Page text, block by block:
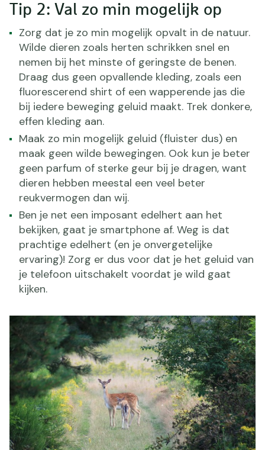
Tip 2: Val zo min mogelijk op
Zorg dat je zo min mogelijk opvalt in de natuur.
Wilde dieren zoals herten schrikken snel en
nemen bij het minste of geringste de benen.
Draag dus geen opvallende kleding, zoals een
fluorescerend shirt of een wapperende jas die
bij iedere beweging geluid maakt. Trek donkere,
effen kleding aan.
Maak zo min mogelijk geluid (fluister dus) en
maak geen wilde bewegingen. Ook kun je beter
geen parfum of sterke geur bij je dragen, want
dieren hebben meestal een veel beter
reukvermogen dan wij.
Ben je net een imposant edelhert aan het
bekijken, gaat je smartphone af. Weg is dat
prachtige edelhert (en je onvergetelijke
ervaring)! Zorg er dus voor dat je het geluid van
je telefoon uitschakelt voordat je wild gaat
kijken.